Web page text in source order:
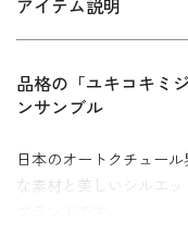
アイテム説明
品格の「ユキコキミ
ンサンブル
日本のオートクチュー
な素材と美しいシルエ